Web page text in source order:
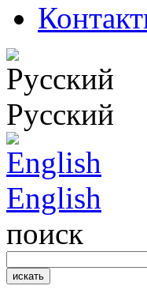
Русский
English
поиск